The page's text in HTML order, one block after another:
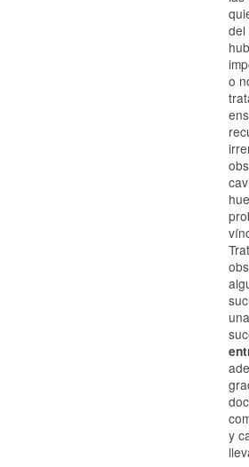
del
o
y